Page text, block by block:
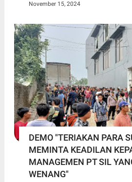
November 15, 2024
DEMO "TERIAKAN PARA
MEMINTA KEADILAN
MANAGEMEN PT SIL
WENANG"